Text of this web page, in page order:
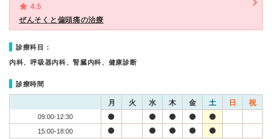
4.5
ぜんそくと偏頭痛の治療
診療科目：
内科、呼吸器内科、腎臓内科、健康診断
診療時間
月 火 水 木 金 土 日 祝
09:00-12:30
15:00-18:00